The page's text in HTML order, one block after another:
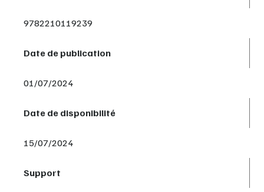
9782210119239
Date de publication
01/07/2024
Date de disponibilité
15/07/2024
Support